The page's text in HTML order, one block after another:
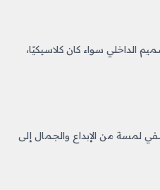
الداخلي سواء كان كلاسيكيًا،
لمسة من الإبداع والجمال إلى